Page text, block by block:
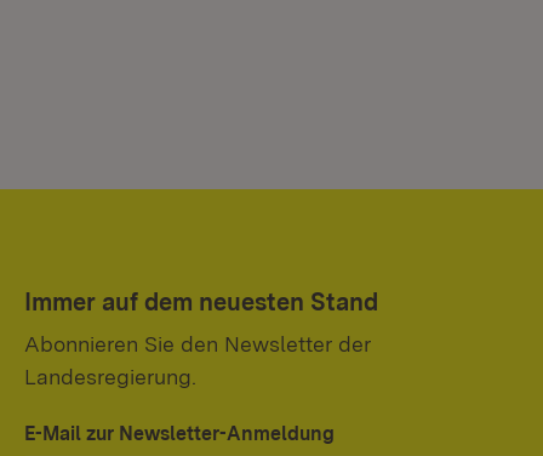
Immer auf dem neuesten Stand
Abonnieren Sie den Newsletter der
Landesregierung.
E-Mail zur Newsletter-Anmeldung